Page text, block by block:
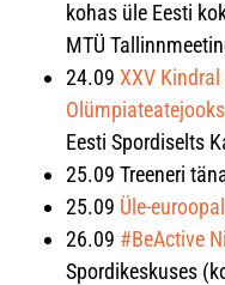
kohas üle Eesti
MTÜ
24.09 XXV
Olümpiateatejooks
Eesti Spordiselts
25.09 Treeneri
25.09 Üle-
26.09 #BeActive
Spordikeskuses